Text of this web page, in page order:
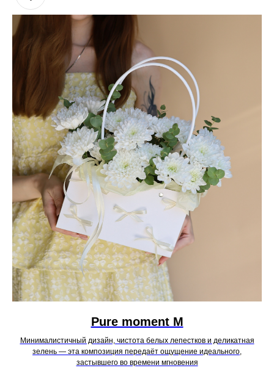
Pure moment M
Минималистичный дизайн, чистота белых лепестков и деликатная
зелень — эта композиция передаёт ощущение идеального,
застывшего во времени мгновения